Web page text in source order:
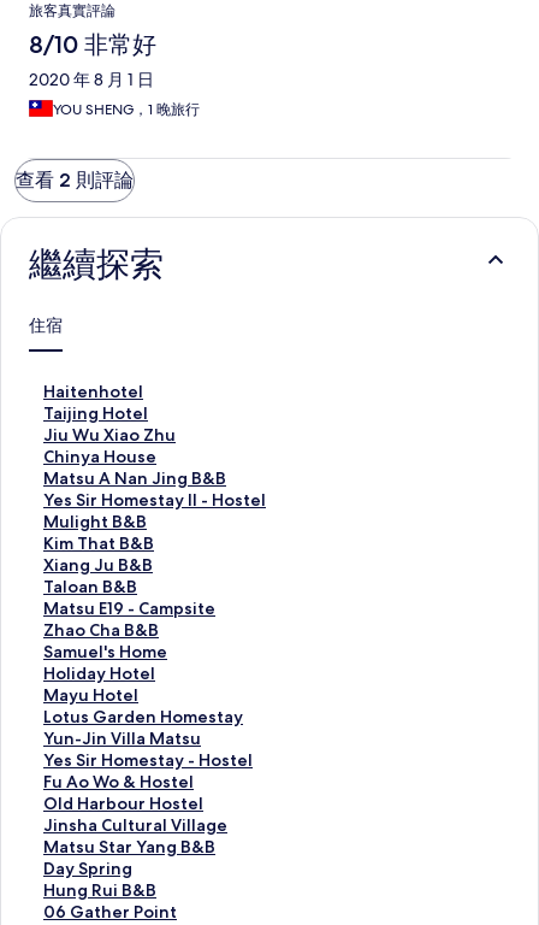
旅客真實評論
8/10 非常好
2020 年 8 月 1 日
YOU SHENG，1 晚旅行
查看 2 則評論
繼續探索
住宿
Haitenhotel
H
a
i
t
e
n
h
o
t
e
l
的
連
結
Taijing Hotel
T
a
i
j
i
n
g
H
o
t
e
l
的
連
結
Jiu Wu Xiao Zhu
J
i
u
W
u
X
i
a
o
Z
h
u
的
連
結
Chinya House
C
h
i
n
y
a
H
o
u
s
e
的
連
結
Matsu A Nan Jing B&B
M
a
t
s
u
A
N
a
n
J
i
n
g
B
&
B
的
連
結
Yes Sir Homestay II - Hostel
Y
e
s
S
i
r
H
o
m
e
s
t
a
y
I
I
-
H
o
s
Mulight B&B
M
u
l
i
g
h
t
B
&
B
的
連
結
Kim That B&B
K
i
m
T
h
a
t
B
&
B
的
連
結
Xiang Ju B&B
X
i
a
n
g
J
u
B
&
B
的
連
結
Taloan B&B
T
a
l
o
a
n
B
&
B
的
連
結
Matsu E19 - Campsite
M
a
t
s
u
E
1
9
-
C
a
m
p
s
i
Zhao Cha B&B
Z
h
a
o
C
h
a
B
&
B
的
連
結
Samuel's Home
S
a
m
u
e
l
'
s
H
o
m
e
的
Holiday Hotel
H
o
l
i
d
a
y
H
o
t
e
l
Mayu Hotel
M
a
y
u
H
o
t
e
l
的
連
Lotus Garden Homestay
L
o
t
u
s
G
a
r
d
e
Yun-Jin Villa Matsu
Y
u
n
-
J
i
n
V
i
Yes Sir Homestay - Hostel
Y
e
s
S
i
r
H
o
Fu Ao Wo & Hostel
F
u
A
o
W
o
&
Old Harbour Hostel
O
l
d
H
a
r
Jinsha Cultural Village
J
i
n
s
h
Matsu Star Yang B&B
M
a
t
s
Day Spring
D
a
y
Hung Rui B&B
H
u
06 Gather Point
0